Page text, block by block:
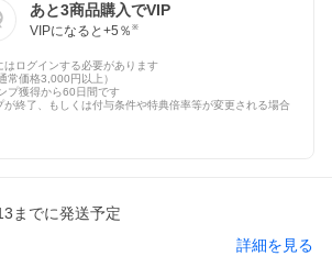
あと3商品購入でVIP
VIPになると+5 ％ ※
はログインする必要があります
常価格3,000円以上）
プ獲得から60日間です
が終了、もしくは付与条件や特典倍率等が変更される場合
までに発送予定
詳細を見る